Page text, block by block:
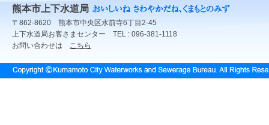
熊本市上下水道局
〒862-8620 熊本市中央区水前寺6丁目2-45
上下水道局お客さまセンター TEL : 096-381-1118
お問い合わせは こちら